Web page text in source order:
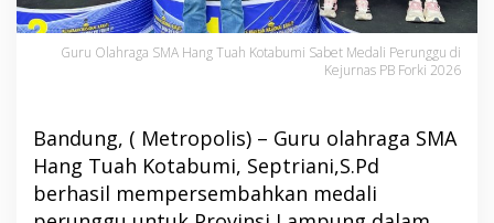
Guru Olahraga SMA Hang Tuah Kotabumi Sabet Medali Perunggu di
Kejurnas PB Forki 2026
Bandung, ( Metropolis) – Guru olahraga SMA
Hang Tuah Kotabumi, Septriani,S.Pd
berhasil mempersembahkan medali